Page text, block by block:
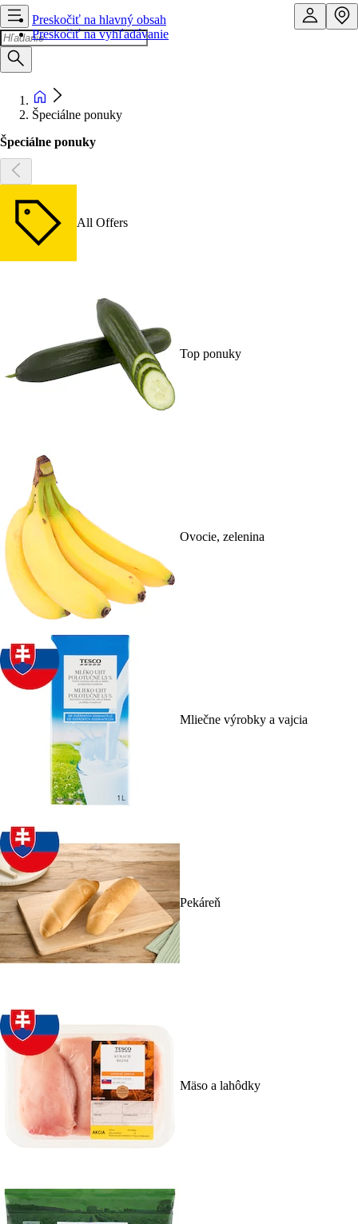
Preskočiť na hlavný obsah
Preskočiť na vyhľadávanie
Špeciálne ponuky
Špeciálne ponuky
All Offers
Top ponuky
Ovocie, zelenina
Mliečne výrobky a vajcia
Pekáreň
Mäso a lahôdky